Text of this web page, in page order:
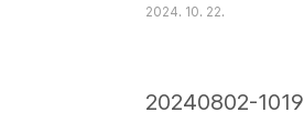
2024. 10. 22.
20240802-1019